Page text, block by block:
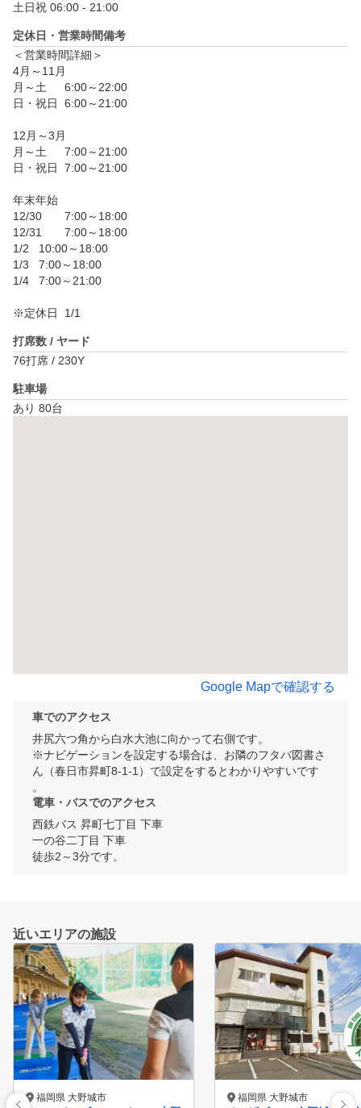
土日祝 06:00 - 21:00
定休日・営業時間備考
＜営業時間詳細＞
4月～11月
月～土	6:00～22:00
日・祝日	6:00～21:00
12月～3月
月～土	7:00～21:00
日・祝日	7:00～21:00
年末年始
12/30	7:00～18:00
12/31	7:00～18:00
1/2	10:00～18:00
1/3	7:00～18:00
1/4	7:00～21:00
打席数 / ヤード
76打席 / 230Y
駐車場
あり 80台
Google Mapで確認する
車でのアクセス
井尻六つ角から白水大池に向かって右側です。
※ナビゲーションを設定する場合は、お隣のフタバ図書さ
ん（春日市昇町8-1-1）で設定をするとわかりやすいです
。
電車・バスでのアクセス
西鉄バス 昇町七丁目 下車
一の谷二丁目 下車
徒歩2～3分です。
近いエリアの施設
福岡県 大野城市 福岡県 大野城市